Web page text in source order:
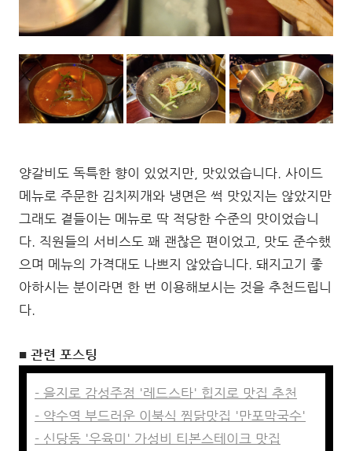
양갈비도 독특한 향이 있었지만, 맛있었습니다. 사이드
메뉴로 주문한 김치찌개와 냉면은 썩 맛있지는 않았지만
그래도 곁들이는 메뉴로 딱 적당한 수준의 맛이었습니
다. 직원들의 서비스도 꽤 괜찮은 편이었고, 맛도 준수했
으며 메뉴의 가격대도 나쁘지 않았습니다. 돼지고기 좋
아하시는 분이라면 한 번 이용해보시는 것을 추천드립니
다.
■ 관련 포스팅
- 을지로 감성주점 '레드스타' 힙지로 맛집 추천
- 약수역 부드러운 이북식 찜닭맛집 '만포막국수'
- 신당동 '우육미' 가성비 티본스테이크 맛집